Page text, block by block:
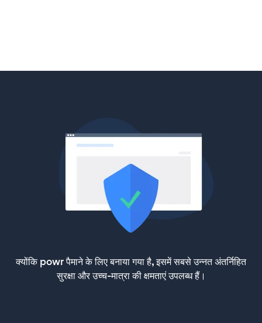
क्योंकि powr पैमाने के लिए बनाया गया है, इसमें सबसे उन्नत अंतर्निहित
सुरक्षा और उच्च-मात्रा की क्षमताएं उपलब्ध हैं।